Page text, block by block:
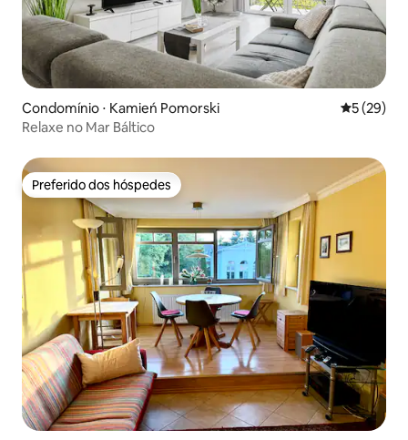
Condomínio ⋅ Kamień Pomorski 5 de uma
5 (29)
Relaxe no Mar Báltico
Preferido dos hóspedes
Preferido dos hóspedes